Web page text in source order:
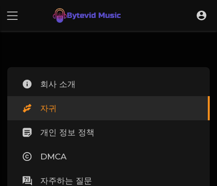
회사 소개
자귀
개인 정보 정책
DMCA
자주하는 질문